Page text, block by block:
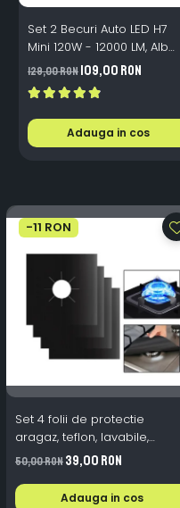
Set 2 Becuri Auto LED H7
Mini 120W - 12000 LM, Alb
Rece 6500K, Canbus
Integrat + Ventilator Răcire,
Plug & Play, 12-18V
129,00 RON109,00 RON
Adauga in cos
-11 RON
Set 4 folii de protectie
aragaz, teflon, lavabile,
reutilizabile, Negru/Gri
50,00 RON39,00 RON
Adauga in cos